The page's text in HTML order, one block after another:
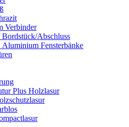
Verbinder
Abschluss
Aluminium Fensterbänke
Plus Holzlasur